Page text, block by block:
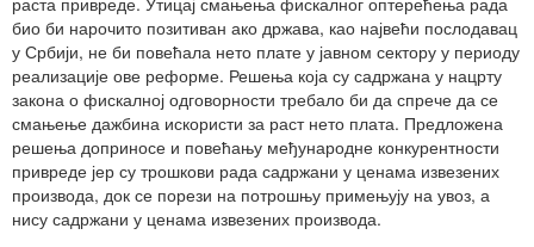
био би нарочито позитиван ако држава, као највећи послодавац
у Србији, не би повећала нето плате у јавном сектору у периоду
реализације ове реформе. Решења која су садржана у нацрту
закона о фискалној одговорности требало би да спрече да се
смањење дажбина искористи за раст нето плата. Предложена
решења доприносе и повећању међународне конкурентности
привреде јер су трошкови рада садржани у ценама извезених
производа, док се порези на потрошњу примењују на увоз, а
нису садржани у ценама извезених производа.